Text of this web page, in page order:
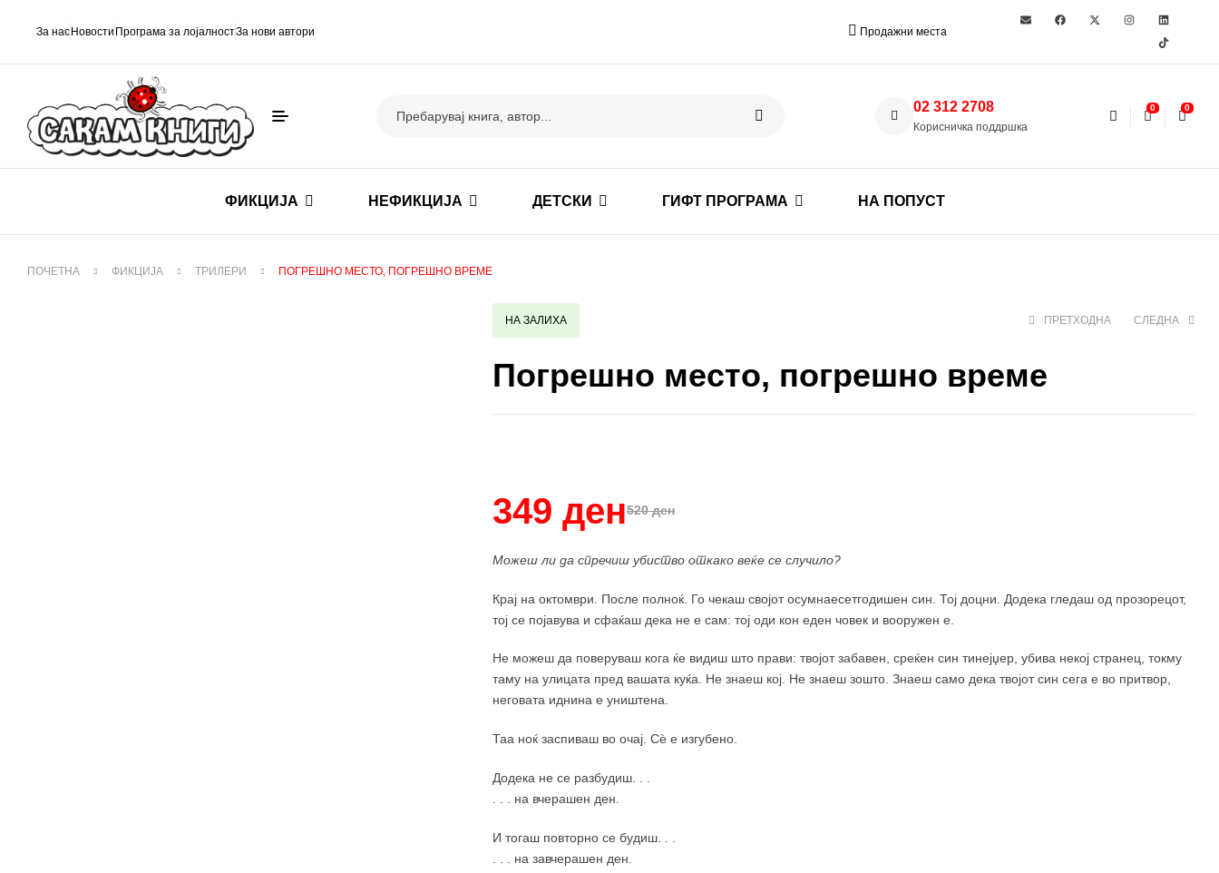
За нас Новости Програма за лојалностЗа нови автори Продажни места
02 312 2708
Корисничка поддршка
0 0
ФИКЦИЈА НЕФИКЦИЈА ДЕТСКИ ГИФТ ПРОГРАМА НА ПОПУСТ
ПОЧЕТНА ФИКЦИЈА ТРИЛЕРИ ПОГРЕШНО МЕСТО, ПОГРЕШНО ВРЕМЕ
НА ЗАЛИХА ПРЕТХОДНА СЛЕДНА
Погрешно место, погрешно време
520 ден
349 ден
Можеш ли да спречиш убиство откако веќе се случило?
Крај на октомври. После полноќ. Го чекаш својот осумнаесетгодишен син. Тој доцни. Додека гледаш од прозорецот,
тој се појавува и сфаќаш дека не е сам: тој оди кон еден човек и вооружен е.
Не можеш да поверуваш кога ќе видиш што прави: твојот забавен, среќен син тинејџер, убива некој странец, токму
таму на улицата пред вашата куќа. Не знаеш кој. Не знаеш зошто. Знаеш само дека твојот син сега е во притвор,
неговата иднина е уништена.
Таа ноќ заспиваш во очај. Сѐ е изгубено.
Додека не се разбудиш. . .
. . . на вчерашен ден.
И тогаш повторно се будиш. . .
. . . на завчерашен ден.